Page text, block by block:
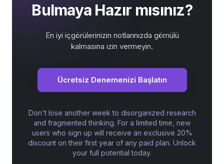
Bulmaya Hazır mısınız?
En iyi içgörülerinizin notlarınızda gömülü
kalmasına izin vermeyin.
Ücretsiz Denemenizi Başlatın
Don't lose another week to disorganized research
and fragmented thinking. For a limited time, new
users who sign up will receive an exclusive 20%
discount on their first year of any paid plan. Unlock
your full potential today.